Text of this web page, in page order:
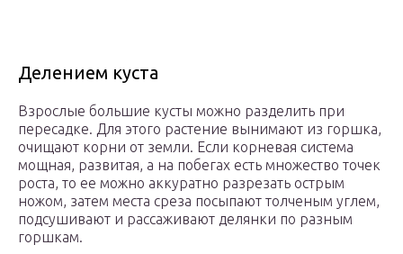
Делением куста
Взрослые большие кусты можно разделить при
пересадке. Для этого растение вынимают из горшка,
очищают корни от земли. Если корневая система
мощная, развитая, а на побегах есть множество точек
роста, то ее можно аккуратно разрезать острым
ножом, затем места среза посыпают толченым углем,
подсушивают и рассаживают делянки по разным
горшкам.